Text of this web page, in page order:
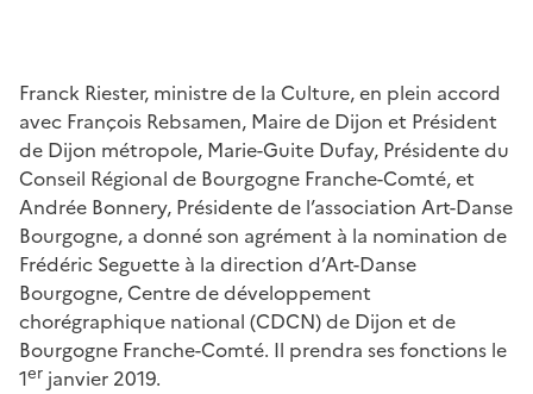
Franck Riester, ministre de la Culture, en plein accord
avec François Rebsamen, Maire de Dijon et Président
de Dijon métropole, Marie-Guite Dufay, Présidente du
Conseil Régional de Bourgogne Franche-Comté, et
Andrée Bonnery, Présidente de l’association Art-Danse
Bourgogne, a donné son agrément à la nomination de
Frédéric Seguette à la direction d’Art-Danse
Bourgogne, Centre de développement
chorégraphique national (CDCN) de Dijon et de
Bourgogne Franche-Comté. Il prendra ses fonctions le
1er janvier 2019.